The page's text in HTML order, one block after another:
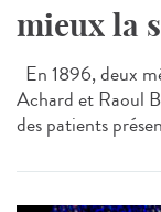
mieux la
En 1896, deux
Achard et Raoul
des patients